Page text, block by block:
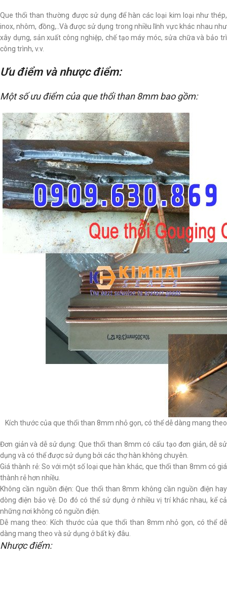
Que thổi than thường được sử dụng để hàn các loại kim loại như thép,
inox, nhôm, đồng,..Và được sử dụng trong nhiều lĩnh vực khác nhau như
xây dựng, sản xuất công nghiệp, chế tạo máy móc, sửa chữa và bảo trì
công trình, v.v.
Ưu điểm và nhược điểm:
Một số ưu điểm của que thổi than 8mm bao gồm:
Kích thước của que thổi than 8mm nhỏ gọn, có thể dễ dàng mang
Đơn giản và dễ sử dụng: Que thổi than 8mm có cấu tạo đơn giản, dễ sử
dụng và có thể được sử dụng bởi các thợ hàn không chuyên.
Giá thành rẻ: So với một số loại que hàn khác, que thổi than 8mm có giá
thành rẻ hơn nhiều.
Không cần nguồn điện: Que thổi than 8mm không cần nguồn điện hay
dòng điện bảo vệ. Do đó có thể sử dụng ở nhiều vị trí khác nhau, kể cả
những nơi không có nguồn điện.
Dễ mang theo: Kích thước của que thổi than 8mm nhỏ gọn, có thể dễ
dàng mang theo và sử dụng ở bất kỳ đâu.
Nhược điểm: